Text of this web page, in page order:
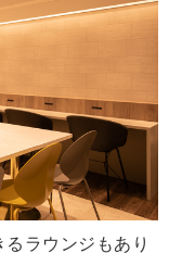
ラウンジもあり